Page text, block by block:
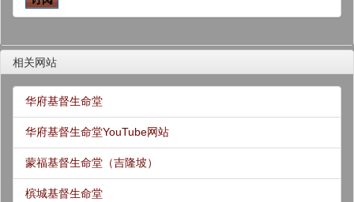
相关网站
华府基督生命堂
华府基督生命堂YouTube网站
蒙福基督生命堂（吉隆坡）
槟城基督生命堂